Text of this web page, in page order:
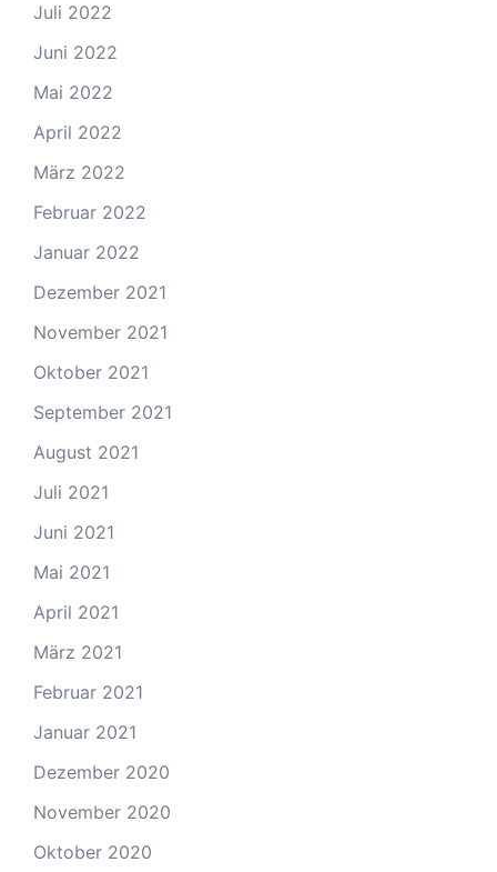
Juli 2022
Juni 2022
Mai 2022
April 2022
März 2022
Februar 2022
Januar 2022
Dezember 2021
November 2021
Oktober 2021
September 2021
August 2021
Juli 2021
Juni 2021
Mai 2021
April 2021
März 2021
Februar 2021
Januar 2021
Dezember 2020
November 2020
Oktober 2020